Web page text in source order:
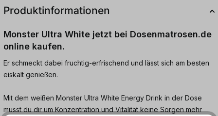
Produktinformationen
Monster Ultra White jetzt bei Dosenmatrosen.de
online kaufen.
Er schmeckt dabei fruchtig-erfrischend und lässt sich am besten
eiskalt genießen.
Mit dem weißen Monster Ultra White Energy Drink in der Dose
musst du dir um Konzentration und Vitalität keine Sorgen mehr